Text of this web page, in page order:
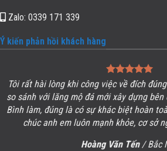
Zalo: 0339 171 339
Ý kiến phản hồi khách hàng
Tôi rất hài lòng khi công việc về đích
so sánh với lăng mộ đá mới xây dựng bên
Bình làm, đúng là có sự khác biệt hoàn
chúc anh em luôn mạnh khỏe, cơ sở
Hoàng Văn Tến / Bắc